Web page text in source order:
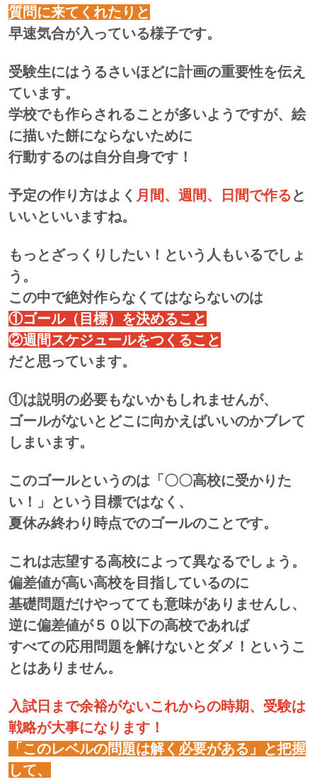
質問に来てくれたりと
早速気合が入っている様子です。
受験生にはうるさいほどに計画の重要性を伝え
ています。
学校でも作らされることが多いようですが、絵
に描いた餅にならないために
行動するのは自分自身です！
予定の作り方はよく 月間、週間、日間で作る と
いいといいますね。
もっとざっくりしたい！という人もいるでしょ
う。
この中で絶対作らなくてはならないのは
①ゴール（目標）を決めること
②週間スケジュールをつくること
だと思っています。
①は説明の必要もないかもしれませんが、
ゴールがないとどこに向かえばいいのかブレて
しまいます。
このゴールというのは「〇〇高校に受かりた
い！」という目標ではなく、
夏休み終わり時点でのゴールのことです。
これは志望する高校によって異なるでしょう。
偏差値が高い高校を目指しているのに
基礎問題だけやってても意味がありませんし、
逆に偏差値が５０以下の高校であれば
すべての応用問題を解けないとダメ！というこ
とはありません。
入試日まで余裕がないこれからの時期、受験は
戦略が大事になります！
「このレベルの問題は解く必要がある」と把握
して、